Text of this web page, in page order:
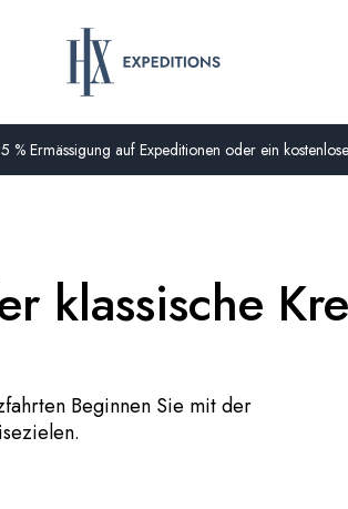
Ermässigung auf Expeditionen oder ein
klassische
Beginnen Sie mit der